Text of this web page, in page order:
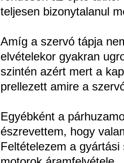
teljesen bizonytalanul
Amíg a szervó tápja
elvételekor gyakran
szintén azért mert a
prellezett amire a
Egyébként a
észrevettem, hogy
Feltételezem a